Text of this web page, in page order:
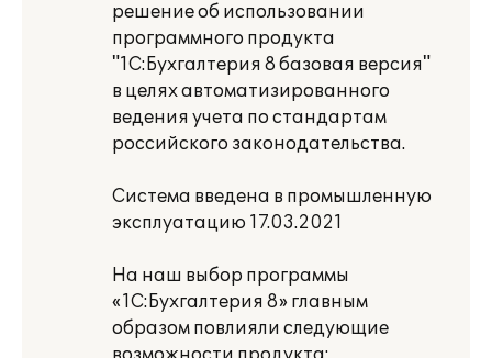
решение об использовании
программного продукта
"1С:Бухгалтерия 8 базовая версия"
в целях автоматизированного
ведения учета по стандартам
российского законодательства.
Система введена в промышленную
эксплуатацию 17.03.2021
На наш выбор программы
«1С:Бухгалтерия 8» главным
образом повлияли следующие